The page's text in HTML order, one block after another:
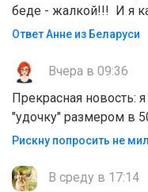
беде - жалкой!!! И я
Ответ Анне из Беларуси
Вчера в 09:36
Прекрасная новость:
"удочку" размером в
Рискну попросить не
В среду в 17:14